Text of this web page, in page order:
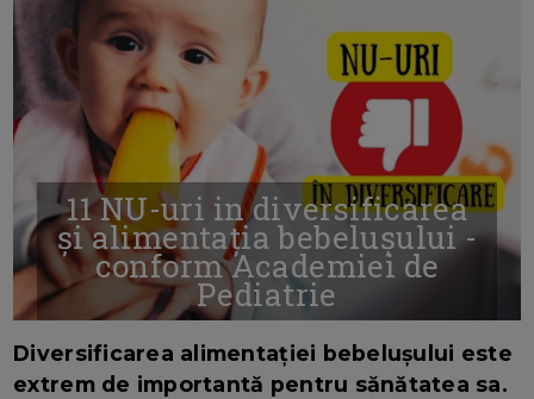
11 NU-uri in diversificarea
și alimentația bebelușului -
conform Academiei de
Pediatrie
Diversificarea alimentației bebelușului este
extrem de importantă pentru sănătatea sa.